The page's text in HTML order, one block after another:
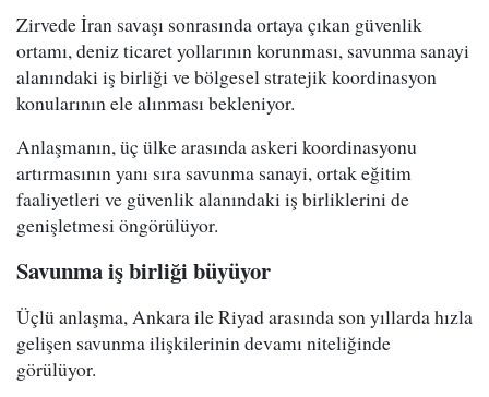
Zirvede İran savaşı sonrasında ortaya çıkan güvenlik
ortamı, deniz ticaret yollarının korunması, savunma sanayi
alanındaki iş birliği ve bölgesel stratejik koordinasyon
konularının ele alınması bekleniyor.
Anlaşmanın, üç ülke arasında askeri koordinasyonu
artırmasının yanı sıra savunma sanayi, ortak eğitim
faaliyetleri ve güvenlik alanındaki iş birliklerini de
genişletmesi öngörülüyor.
Savunma iş birliği büyüyor
Üçlü anlaşma, Ankara ile Riyad arasında son yıllarda hızla
gelişen savunma ilişkilerinin devamı niteliğinde
görülüyor.